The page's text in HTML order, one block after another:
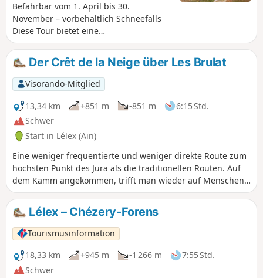
Befahrbar vom 1. April bis 30.
November – vorbehaltlich Schneefalls
Diese Tour bietet eine
abwechslungsreiche und
anspruchsvolle Strecke, die von den
Ufern der Valserine bis zu den höchsten
Gipfeln des Jura führt und einen
herrlichen Blick auf die Alpen, den
Genfer See und die Berge des Jura
bietet. Von Lélex aus führt der Weg
entlang der Valserine und ihrem Moor,
bevor er den Aufstieg zum Reculet (1719
m) und zum Crêt de la Neige, dem
höchsten Punkt des Massivs mit 1720 m,
beginnt. Auf dem Abstieg nach Lélex
können Sie die Überreste alter Gebäude
bewundern, die von der Tradition der
Almwirtschaft im Jura zeugen.
Der Crêt de la Neige über Les Brulat
Visorando-Mitglied
13,34 km
+851 m -851 m
6:15 Std.
Schwer
Start in Lélex (Ain)
Eine weniger frequentierte und weniger direkte Route zum
höchsten Punkt des Jura als die traditionellen Routen. Auf
dem Kamm angekommen, trifft man wieder auf Menschen
und der Abstieg bietet mehrere Varianten entlang der
Skipisten.Lélex – Chézery-Forens
Tourismusinformation
18,33 km
+945 m -1 266 m
7:55 Std.
Schwer